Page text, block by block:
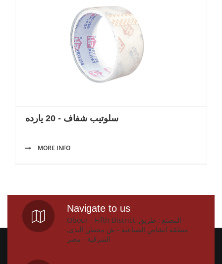
سلوتيب شفاف - 20 يارده
MORE INFO
Navigate to us
Obour - Fifth District, المصنع : طريق
منطقة انشاص الصناعية - ش محطن الندى,
الشرقية - مصر